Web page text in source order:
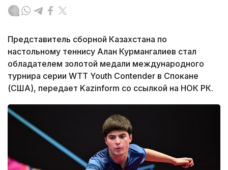
Представитель сборной Казахстана по
настольному теннису Алан Курмангалиев стал
обладателем золотой медали международного
турнира серии WTT Youth Contender в Спокане
(США), передает Kazinform со ссылкой на НОК РК.